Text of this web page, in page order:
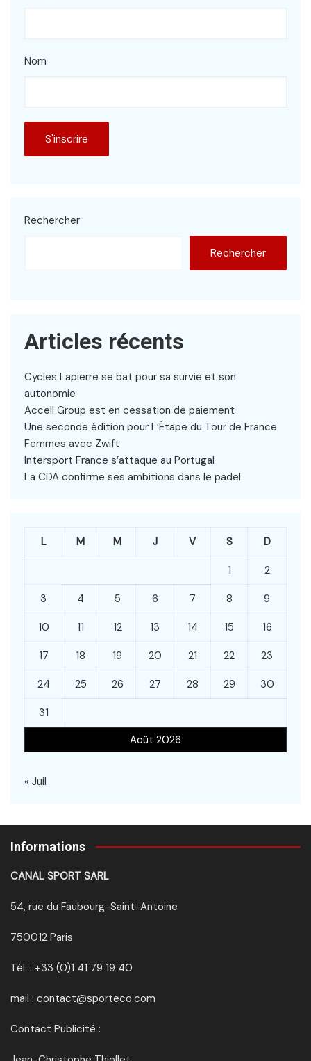
Nom
Rechercher
Rechercher
Articles récents
Cycles Lapierre se bat pour sa survie et son
autonomie
Accell Group est en cessation de paiement
Une seconde édition pour L’Étape du Tour de France
Femmes avec Zwift
Intersport France s’attaque au Portugal
La CDA confirme ses ambitions dans le padel
Août 2026
L M M J V S D
1 2
3 4 5 6 7 8 9
10 11 12 13 14 15 16
17 18 19 20 21 22 23
24 25 26 27 28 29 30
31
« Juil
Informations
CANAL SPORT SARL
54, rue du Faubourg-Saint-Antoine
750012 Paris
Tél. : +33 (0)1 41 79 19 40
mail : contact@sporteco.com
Contact Publicité :